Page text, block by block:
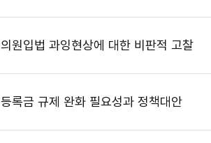
의원입법 과잉현상에 대한 비판적 고찰
등록금 규제 완화 필요성과 정책대안